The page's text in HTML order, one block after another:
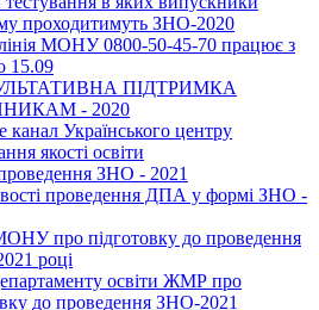
проходитимуть ЗНО-2020
МОНУ 0800-50-45-70 працює з
15.09
ПІДТРИМКА
- 2020
канал Українського центру
якості освіти
ЗНО - 2021
проведення ДПА у формі ЗНО -
про підготовку до проведення
році
освіти ЖМР про
до проведення ЗНО-2021